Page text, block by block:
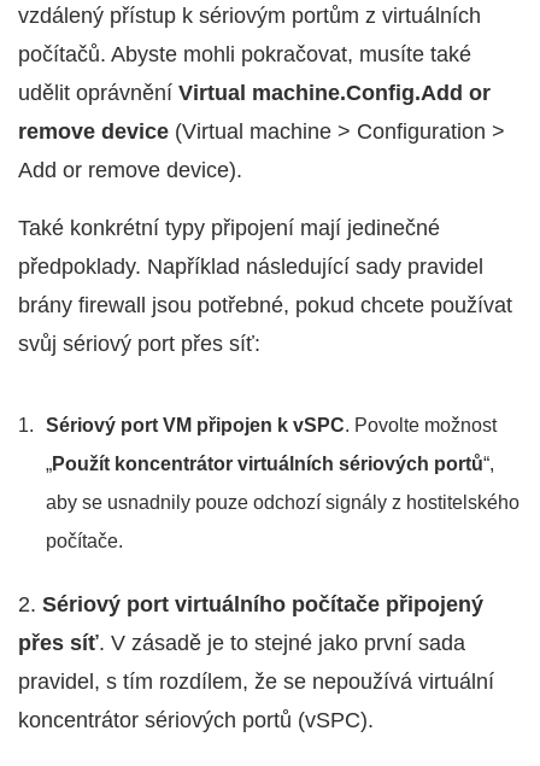
vzdálený přístup k sériovým portům z virtuálních
počítačů. Abyste mohli pokračovat, musíte také
udělit oprávnění Virtual machine.Config.Add or
remove device (Virtual machine > Configuration >
Add or remove device).
Také konkrétní typy připojení mají jedinečné
předpoklady. Například následující sady pravidel
brány firewall jsou potřebné, pokud chcete používat
svůj sériový port přes síť:
Sériový port VM připojen k vSPC. Povolte možnost
„Použít koncentrátor virtuálních sériových portů“,
aby se usnadnily pouze odchozí signály z hostitelského
počítače.
2. Sériový port virtuálního počítače připojený
přes síť. V zásadě je to stejné jako první sada
pravidel, s tím rozdílem, že se nepoužívá virtuální
koncentrátor sériových portů (vSPC).